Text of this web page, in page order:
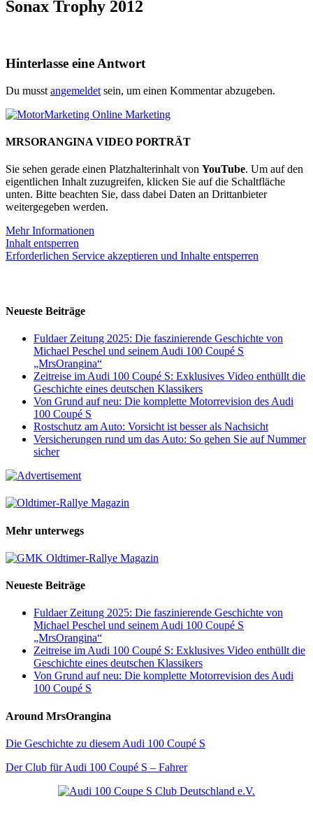
Sonax Trophy 2012
Hinterlasse eine Antwort
Du musst angemeldet sein, um einen Kommentar abzugeben.
MRSORANGINA VIDEO PORTRÄT
Sie sehen gerade einen Platzhalterinhalt von YouTube. Um auf den
eigentlichen Inhalt zuzugreifen, klicken Sie auf die Schaltfläche
unten. Bitte beachten Sie, dass dabei Daten an Drittanbieter
weitergegeben werden.
Mehr Informationen
Inhalt entsperren
Erforderlichen Service akzeptieren und Inhalte entsperren
Neueste Beiträge
Fuldaer Zeitung 2025: Die faszinierende Geschichte von
Michael Peschel und seinem Audi 100 Coupé S
„MrsOrangina“
Zeitreise im Audi 100 Coupé S: Exklusives Video enthüllt die
Geschichte eines deutschen Klassikers
Von Grund auf neu: Die komplette Motorrevision des Audi
100 Coupé S
Rostschutz am Auto: Vorsicht ist besser als Nachsicht
Versicherungen rund um das Auto: So gehen Sie auf Nummer
sicher
Mehr unterwegs
Neueste Beiträge
Fuldaer Zeitung 2025: Die faszinierende Geschichte von
Michael Peschel und seinem Audi 100 Coupé S
„MrsOrangina“
Zeitreise im Audi 100 Coupé S: Exklusives Video enthüllt die
Geschichte eines deutschen Klassikers
Von Grund auf neu: Die komplette Motorrevision des Audi
100 Coupé S
Around MrsOrangina
Die Geschichte zu diesem Audi 100 Coupé S
Der Club für Audi 100 Coupé S – Fahrer